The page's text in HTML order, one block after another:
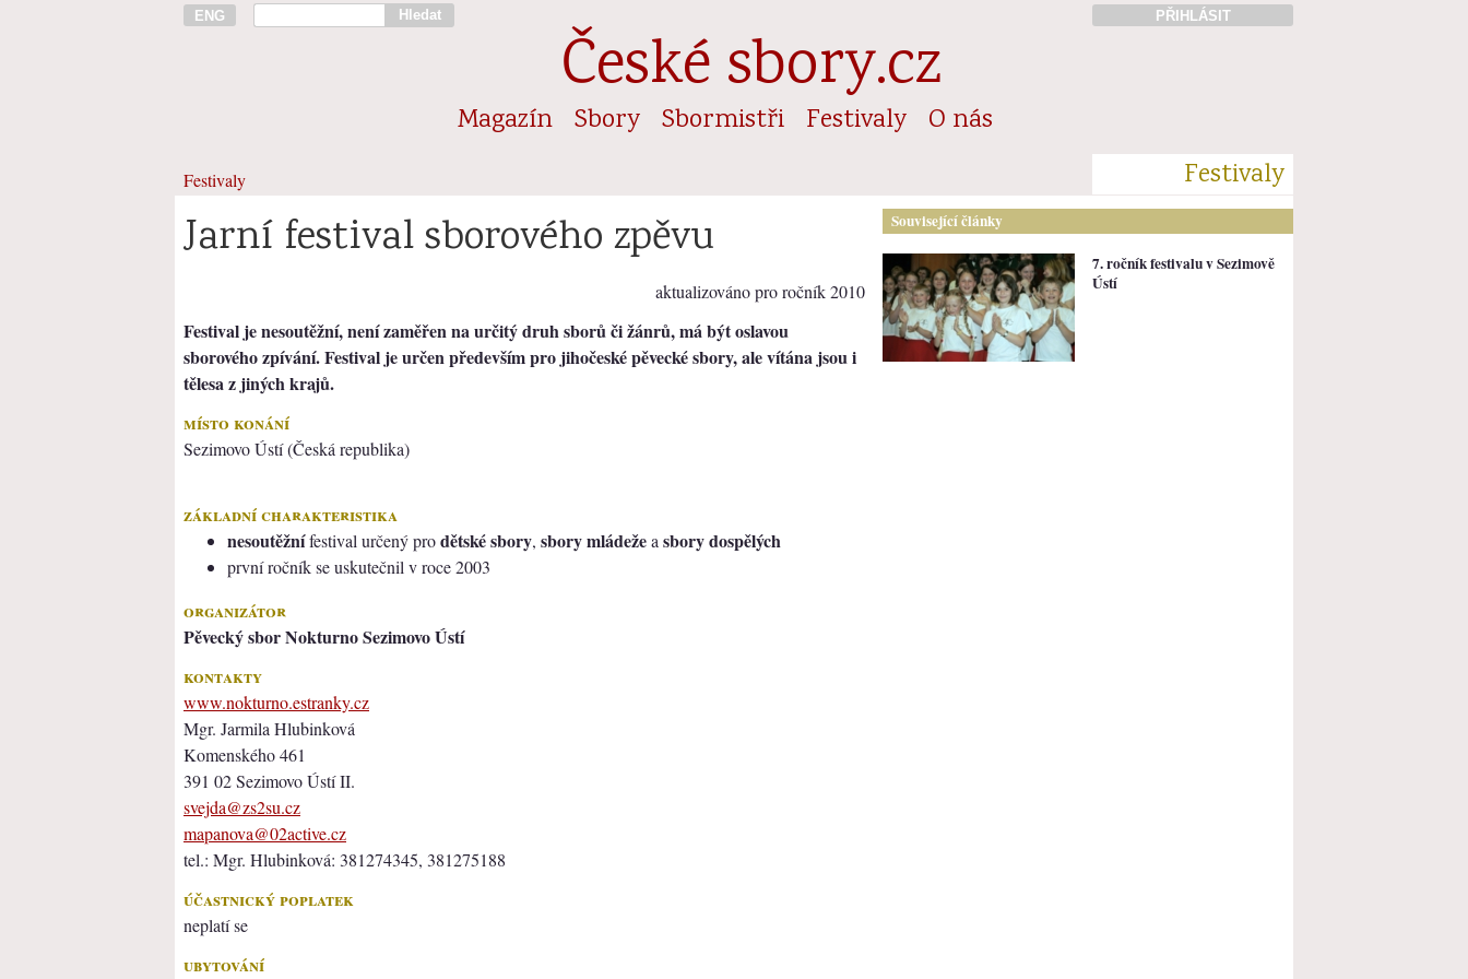
ENG Hledat PŘIHLÁSIT
České sbory.cz
Magazín Sbory Sbormistři Festivaly O nás
Festivaly Festivaly
Jarní festival sborového zpěvu
aktualizováno pro ročník 2010
Festival je nesoutěžní, není zaměřen na určitý druh sborů či žánrů, má být oslavou
sborového zpívání. Festival je určen především pro jihočeské pěvecké sbory, ale vítána jsou i
tělesa z jiných krajů.
místo konání
Sezimovo Ústí (Česká republika)
základní charakteristika
nesoutěžnífestival určený prodětské sbory, sbory mládežea sbory dospělých
první ročník se uskutečnil v roce 2003
organizátor
Pěvecký sbor Nokturno Sezimovo Ústí
kontakty
www.nokturno.estranky.cz
Mgr. Jarmila Hlubinková
Komenského 461
391 02 Sezimovo Ústí II.
svejda@zs2su.cz
mapanova@02active.cz
tel.: Mgr. Hlubinková: 381274345, 381275188
účastnický poplatek
neplatí se
ubytování
Související články
7. ročník festivalu v Sezimově
Ústí